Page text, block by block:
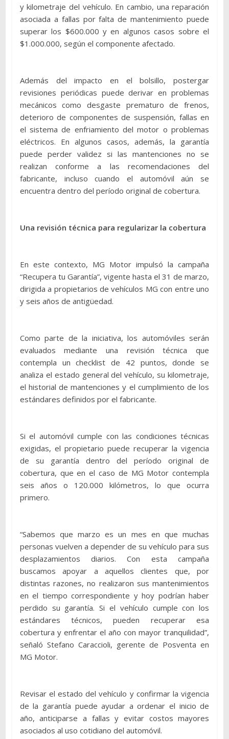
y kilometraje del vehículo. En cambio, una reparación
asociada a fallas por falta de mantenimiento puede
superar los $600.000 y en algunos casos sobre el
$1.000.000, según el componente afectado.
Además del impacto en el bolsillo, postergar
revisiones periódicas puede derivar en problemas
mecánicos como desgaste prematuro de frenos,
deterioro de componentes de suspensión, fallas en
el sistema de enfriamiento del motor o problemas
eléctricos. En algunos casos, además, la garantía
puede perder validez si las mantenciones no se
realizan conforme a las recomendaciones del
fabricante, incluso cuando el automóvil aún se
encuentra dentro del período original de cobertura.
Una revisión técnica para regularizar la cobertura
En este contexto, MG Motor impulsó la campaña
“Recupera tu Garantía”, vigente hasta el 31 de marzo,
dirigida a propietarios de vehículos MG con entre uno
y seis años de antigüedad.
Como parte de la iniciativa, los automóviles serán
evaluados mediante una revisión técnica que
contempla un checklist de 42 puntos, donde se
analiza el estado general del vehículo, su kilometraje,
el historial de mantenciones y el cumplimiento de los
estándares definidos por el fabricante.
Si el automóvil cumple con las condiciones técnicas
exigidas, el propietario puede recuperar la vigencia
de su garantía dentro del período original de
cobertura, que en el caso de MG Motor contempla
seis años o 120.000 kilómetros, lo que ocurra
primero.
“Sabemos que marzo es un mes en que muchas
personas vuelven a depender de su vehículo para sus
desplazamientos diarios. Con esta campaña
buscamos apoyar a aquellos clientes que, por
distintas razones, no realizaron sus mantenimientos
en el tiempo correspondiente y hoy podrían haber
perdido su garantía. Si el vehículo cumple con los
estándares técnicos, pueden recuperar esa
cobertura y enfrentar el año con mayor tranquilidad”,
señaló Stefano Caraccioli, gerente de Posventa en
MG Motor.
Revisar el estado del vehículo y confirmar la vigencia
de la garantía puede ayudar a ordenar el inicio de
año, anticiparse a fallas y evitar costos mayores
asociados al uso cotidiano del automóvil.